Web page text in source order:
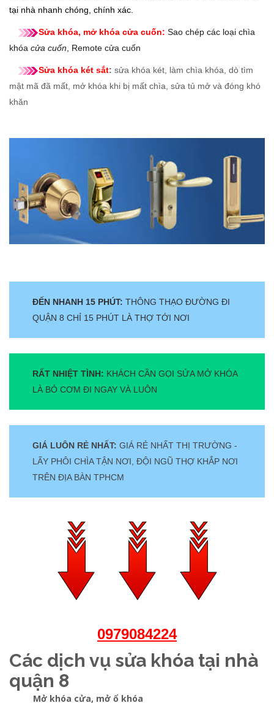
tại nhà nhanh chóng, chính xác.
Sửa khóa, mở khóa cửa cuốn: Sao chép các loại chìa
khóa cửa cuốn, Remote cửa cuốn
Sửa khóa két sắt: sửa khóa két, làm chìa khóa, dò tìm
mật mã đã mất, mở khóa khi bị mất chìa, sửa tủ mở và đóng khó
khăn
ĐẾN NHANH 15 PHÚT: THÔNG THẠO ĐƯỜNG ĐI
QUẬN 8 CHỈ 15 PHÚT LÀ THỢ TỚI NƠI
RẤT NHIỆT TÌNH: KHÁCH CẦN GỌI SỬA MỞ KHÓA
LÀ BỎ CƠM ĐI NGAY VÀ LUÔN
GIÁ LUÔN RẺ NHẤT: GIÁ RẺ NHẤT THỊ TRƯỜNG -
LẤY PHÔI CHÌA TẬN NƠI, ĐỘI NGŨ THỢ KHẮP NƠI
TRÊN ĐỊA BÀN TPHCM
0979084224
Các dịch vụ sửa khóa tại nhà
quận 8
Mở khóa cửa, mở ổ khóa